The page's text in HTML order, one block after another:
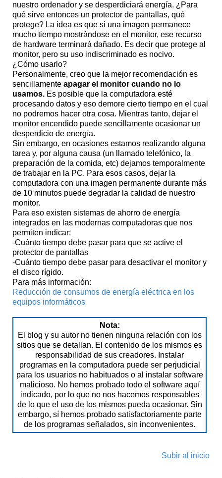
nuestro ordenador y se desperdiciará energía. ¿Para
qué sirve entonces un protector de pantallas, qué
protege? La idea es que si una imagen permanece
mucho tiempo mostrándose en el monitor, ese recurso
de hardware terminará dañado. Es decir que protege al
monitor, pero su uso indiscriminado es nocivo.
¿Cómo usarlo?
Personalmente, creo que la mejor recomendación es
sencillamente apagar el monitor cuando no lo
usamos. Es posible que la computadora esté
procesando datos y eso demore cierto tiempo en el cual
no podremos hacer otra cosa. Mientras tanto, dejar el
monitor encendido puede sencillamente ocasionar un
desperdicio de energía.
Sin embargo, en ocasiones estamos realizando alguna
tarea y, por alguna causa (un llamado telefónico, la
preparación de la comida, etc) dejamos temporalmente
de trabajar en la PC. Para esos casos, dejar la
computadora con una imagen permanente durante más
de 10 minutos puede degradar la calidad de nuestro
monitor.
Para eso existen sistemas de ahorro de energía
integrados en las modernas computadoras que nos
permiten indicar:
-Cuánto tiempo debe pasar para que se active el
protector de pantallas
-Cuánto tiempo debe pasar para desactivar el monitor y
el disco rígido.
Para más información:
Reducción de consumos de energía eléctrica en los
equipos informáticos
Nota:
El blog y su autor no tienen ninguna relación con los
sitios que se detallan. El contenido de los mismos es
responsabilidad de sus creadores. Instalar
programas en la computadora puede ser perjudicial
para los usuarios no habituados o al instalar software
malicioso. No hemos probado todo el software aquí
indicado, por lo que no nos hacemos responsables
de lo que el uso de los mismos pueda ocasionar. Sin
embargo, sí hemos probado satisfactoriamente parte
de los programas señalados, sin inconvenientes.
Subir al inicio